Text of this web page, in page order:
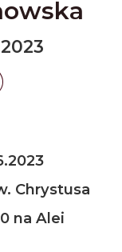
Chrystusa
na Alei